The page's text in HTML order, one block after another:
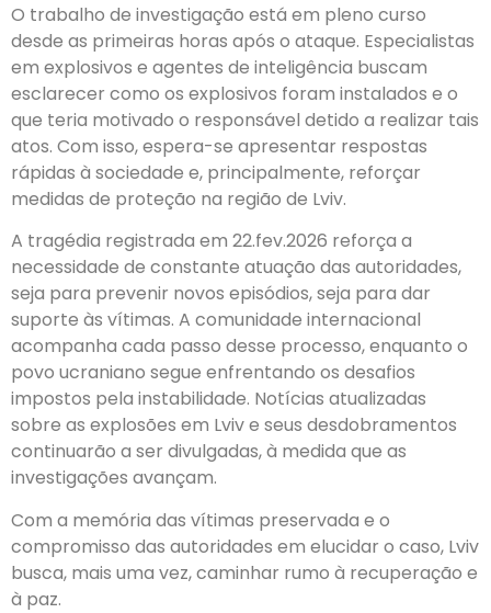
O trabalho de investigação está em pleno curso
desde as primeiras horas após o ataque. Especialistas
em explosivos e agentes de inteligência buscam
esclarecer como os explosivos foram instalados e o
que teria motivado o responsável detido a realizar tais
atos. Com isso, espera-se apresentar respostas
rápidas à sociedade e, principalmente, reforçar
medidas de proteção na região de Lviv.
A tragédia registrada em 22.fev.2026 reforça a
necessidade de constante atuação das autoridades,
seja para prevenir novos episódios, seja para dar
suporte às vítimas. A comunidade internacional
acompanha cada passo desse processo, enquanto o
povo ucraniano segue enfrentando os desafios
impostos pela instabilidade. Notícias atualizadas
sobre as explosões em Lviv e seus desdobramentos
continuarão a ser divulgadas, à medida que as
investigações avançam.
Com a memória das vítimas preservada e o
compromisso das autoridades em elucidar o caso, Lviv
busca, mais uma vez, caminhar rumo à recuperação e
à paz.